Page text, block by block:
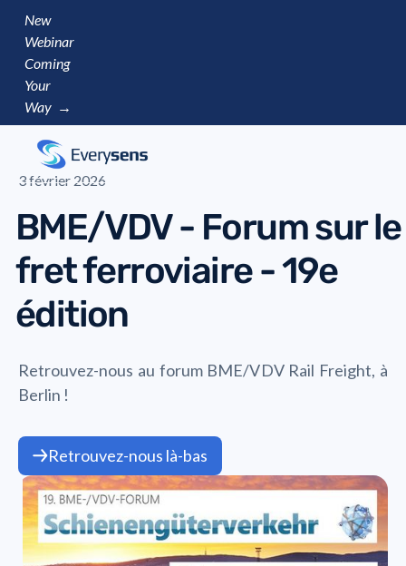
New
Webinar
Coming
Your
Way →
3 février 2026
BME/VDV - Forum sur le
fret ferroviaire - 19e
édition
Retrouvez-nous au forum BME/VDV Rail Freight, à
Berlin !
Retrouvez-nous là-bas